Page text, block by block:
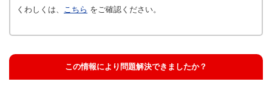
くわしくは、 こちら をご確認ください。
この情報により問題解決できましたか？